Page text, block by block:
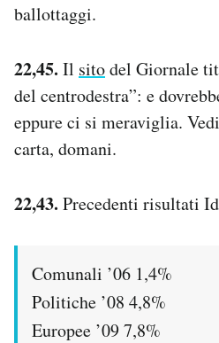
ballottaggi.
22,45. Il sitodel Giornale
del centrodestra”: e
eppure ci si meraviglia.
carta, domani.
22,43. Precedenti risultati
Comunali ’06 1,4%
Politiche ’08 4,8%
Europee ’09 7,8%